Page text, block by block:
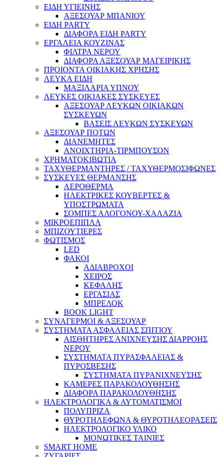
ΕΙΔΗ ΥΓΙΕΙΝΗΣ
ΑΞΕΣΟΥΑΡ ΜΠΑΝΙΟΥ
ΕΙΔΗ PARTY
ΔΙΑΦΟΡΑ ΕΙΔΗ PARTY
ΕΡΓΑΛΕΙΑ ΚΟΥΖΙΝΑΣ
ΦΙΛΤΡΑ ΝΕΡΟΥ
ΔΙΑΦΟΡΑ ΑΞΕΣΟΥΑΡ ΜΑΓΕΙΡΙΚΗΣ
ΠΡΟΙΟΝΤΑ ΟΙΚΙΑΚΗΣ ΧΡΗΣΗΣ
ΛΕΥΚΑ ΕΙΔΗ
ΜΑΞΙΛΑΡΙΑ ΥΠΝΟΥ
ΛΕΥΚΕΣ ΟΙΚΙΑΚΕΣ ΣΥΣΚΕΥΕΣ
ΑΞΕΣΟΥΑΡ ΛΕΥΚΩΝ ΟΙΚΙΑΚΩΝ
ΣΥΣΚΕΥΩΝ
ΒΑΣΕΙΣ ΛΕΥΚΩΝ ΣΥΣΚΕΥΩΝ
ΑΞΕΣΟΥΑΡ ΠΟΤΩΝ
ΔΙΑΝΕΜΗΤΕΣ
ΑΝΟΙΧΤΗΡΙΑ-ΤΙΡΜΠΟΥΣΟΝ
ΧΡΗΜΑΤΟΚΙΒΩΤΙΑ
ΤΑΧΥΘΕΡΜΑΝΤΗΡΕΣ / ΤΑΧΥΘΕΡΜΟΣΙΦΩΝΕΣ
ΣΥΣΚΕΥΕΣ ΘΕΡΜΑΝΣΗΣ
ΑΕΡΟΘΕΡΜΑ
ΗΛΕΚΤΡΙΚΕΣ ΚΟΥΒΕΡΤΕΣ &
ΥΠΟΣΤΡΩΜΑΤΑ
ΣΟΜΠΕΣ ΑΛΟΓΟΝΟΥ-ΧΑΛΑΖΙΑ
ΜΙΚΡΟΕΠΙΠΛΑ
ΜΠΙΖΟΥΤΙΕΡΕΣ
ΦΩΤΙΣΜΟΣ
LED
ΦΑΚΟΙ
ΑΔΙΑΒΡΟΧΟΙ
ΧΕΙΡΟΣ
ΚΕΦΑΛΗΣ
ΕΡΓΑΣΙΑΣ
ΜΠΡΕΛΟΚ
BOOK LIGHT
ΣΥΝΑΓΕΡΜΟΙ & ΑΞΕΣΟΥΑΡ
ΣΥΣΤΗΜΑΤΑ ΑΣΦΑΛΕΙΑΣ ΣΠΙΤΙΟΥ
ΑΙΣΘΗΤΗΡΕΣ ΑΝΙΧΝΕΥΣΗΣ ΔΙΑΡΡΟΗΣ
ΝΕΡΟΥ
ΣΥΣΤΗΜΑΤΑ ΠΥΡΑΣΦΑΛΕΙΑΣ &
ΠΥΡΟΣΒΕΣΗΣ
ΣΥΣΤΗΜΑΤΑ ΠΥΡΑΝΙΧΝΕΥΣΗΣ
ΚΑΜΕΡΕΣ ΠΑΡΑΚΟΛΟΥΘΗΣΗΣ
ΔΙΑΦΟΡΑ ΠΑΡΑΚΟΛΟΥΘΗΣΗΣ
ΗΛΕΚΤΡΟΛΟΓΙΚΑ & ΑΥΤΟΜΑΤΙΣΜΟΙ
ΠΟΛΥΠΡΙΖΑ
ΘΥΡΟΤΗΛΕΦΩΝΑ & ΘΥΡΟΤΗΛΕΟΡΑΣΕΙΣ
ΗΛΕΚΤΡΟΛΟΓΙΚΟ ΥΛΙΚΟ
ΜΟΝΩΤΙΚΕΣ ΤΑΙΝΙΕΣ
SMART HOME